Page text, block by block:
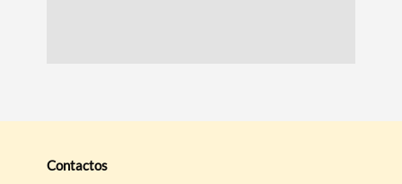
Termo de Pesquisa
Contactos